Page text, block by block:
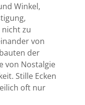
Winkel,
nicht zu
von
der
von Nostalgie
Stille Ecken
oft nur